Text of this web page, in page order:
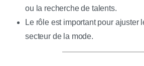
ou la recherche de talents.
Le rôle est important pour ajuster
secteur de la mode.